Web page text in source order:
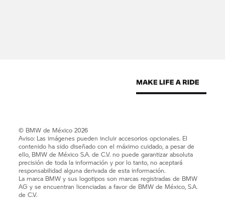
© BMW de México 2026
Aviso: Las imágenes pueden incluir accesorios opcionales. El
contenido ha sido diseñado con el máximo cuidado, a pesar de
ello, BMW de México S.A. de C.V. no puede garantizar absoluta
precisión de toda la información y por lo tanto, no aceptará
responsabilidad alguna derivada de esta información.
La marca BMW y sus logotipos son marcas registradas de BMW
AG y se encuentran licenciadas a favor de BMW de México, S.A.
de C.V.